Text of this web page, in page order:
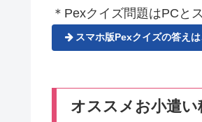
＊Pexクイズ問題はPCと
スマホ版Pexクイズの答え
オススメお小遣い